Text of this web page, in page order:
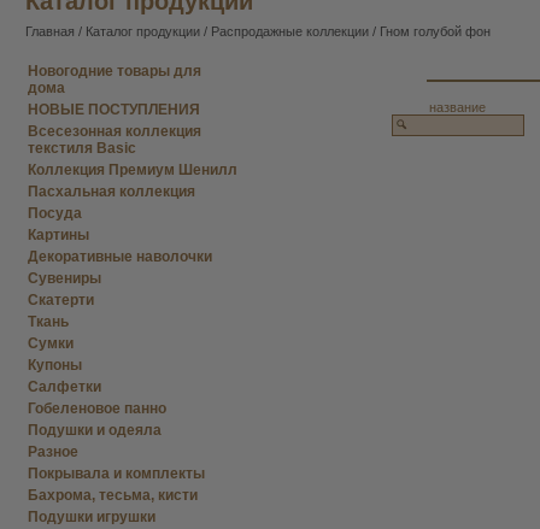
Главная / Каталог продукции / Распродажные коллекции / Гном голубой фон
Новогодние товары для
дома
НОВЫЕ ПОСТУПЛЕНИЯ
Всесезонная коллекция
текстиля Basic
Коллекция Премиум Шенилл
Пасхальная коллекция
Посуда
Картины
Декоративные наволочки
Сувениры
Скатерти
Ткань
Сумки
Купоны
Салфетки
Гобеленовое панно
Подушки и одеяла
Разное
Покрывала и комплекты
Бахрома, тесьма, кисти
Подушки игрушки
название